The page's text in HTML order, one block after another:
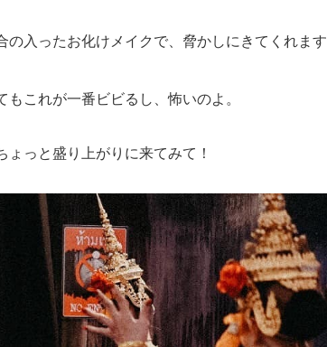
の入ったお化けメイクで、脅かしにきてくれます
これが一番ビビるし、怖いのよ。
っと盛り上がりに来てみて！